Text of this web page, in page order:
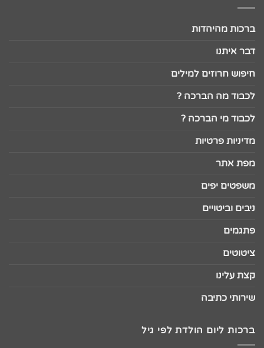
ברכות מהיהדות
דבר איתנו
חיפוש חרוזים למילים
לכבוד מה הברכה ?
לכבוד מי הברכה ?
מדיניות פרטיות
מפת אתר
משפטים יפים
ניבים וביטויים
פתגמים
ציטוטים
קצת עלינו
שירותי כתיבה
ברכות ליום הולדת לפי גיל